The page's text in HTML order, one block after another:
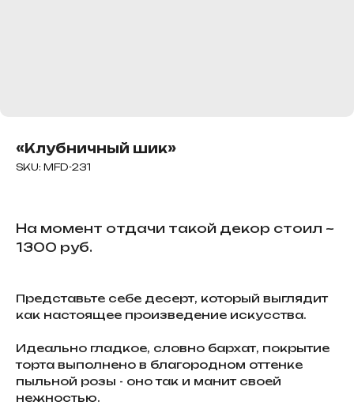
«Клубничный шик»
SKU: MFD-231
На момент отдачи такой декор стоил ~
1300 руб.
Представьте себе десерт, который выглядит
как настоящее произведение искусства.
Идеально гладкое, словно бархат, покрытие
торта выполнено в благородном оттенке
пыльной розы - оно так и манит своей
нежностью.